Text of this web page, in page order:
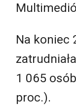
Na koniec
1 065
proc.).